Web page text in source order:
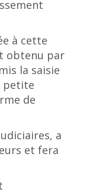
à cette
obtenu par
la saisie
petite
de
a
et fera